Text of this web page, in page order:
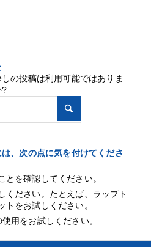
の投稿は利用可能ではありま
?
、次の点に気を付けてくださ
を確認してください。
ください。たとえば、ラップト
をお試しください。
用をお試しください。